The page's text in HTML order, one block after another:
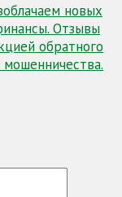
новых
Отзывы
обратного
мошенничества.